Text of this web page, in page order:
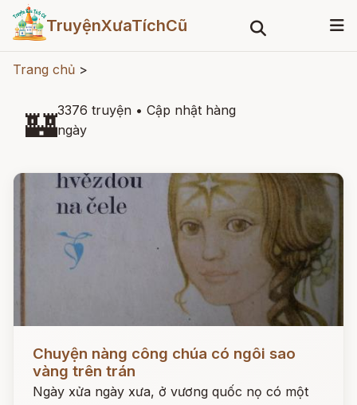
TruyệnXưaTíchCũ
Trang chủ >
🏰3376 truyện • Cập nhật hàng
ngày
Chuyện nàng công chúa có ngôi sao
vàng trên trán
Ngày xửa ngày xưa, ở vương quốc nọ có một